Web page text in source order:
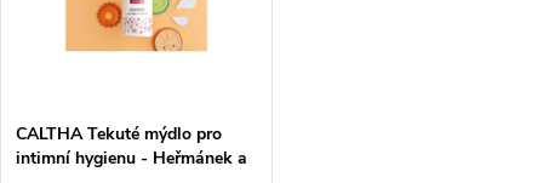
CALTHA Tekuté mýdlo pro
intimní hygienu - Heřmánek a